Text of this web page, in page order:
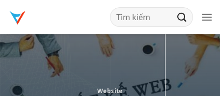
qua
nội
dung
Website